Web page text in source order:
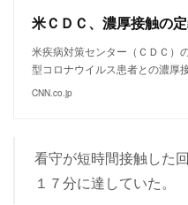
米疾病対策センター（ＣＤＣ）
型コロナウイルス患者との濃厚
CNN.co.jp
看守が短時間接触した
１７分に達していた。